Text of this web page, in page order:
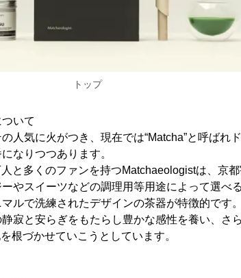
トップ
いて
人気に火がつき、現在では“Matcha”と呼ばれ
なりつつあります。
と多くのファンを持つMatchaeologistは、京
やスイーツなどの調理用等用途によって選べ
ルで洗練されたデザインの茶器が特徴的です
寂と安らぎをもたらし豊かな感性を養い、さ
根づかせていこうとしています。